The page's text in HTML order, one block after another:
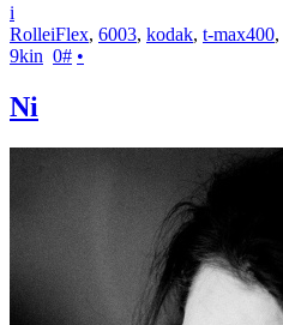
i
RolleiFlex, 6003, kodak, t-max400,
9kin 0# •
Ni